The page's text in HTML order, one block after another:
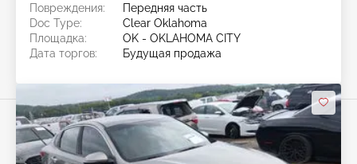
Повреждения:
Передняя часть
Doc Type:
Clear Oklahoma
Площадка:
OK - OKLAHOMA CITY
Дата торгов:
Будущая продажа